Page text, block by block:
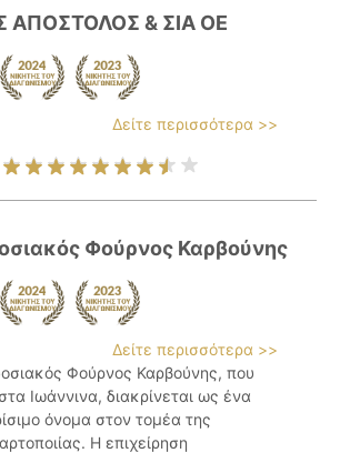
ΑΠΟΣΤΟΛΟΣ & ΣΙΑ ΟΕ
Δείτε περισσότερα >>
Φούρνος Καρβούνης
Δείτε περισσότερα >>
Φούρνος Καρβούνης, που
Ιωάννινα, διακρίνεται ως ένα
όνομα στον τομέα της
Η επιχείρηση